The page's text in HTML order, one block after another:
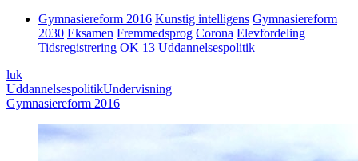
Gymnasiereform 2016 Kunstig intelligens Gymnasiereform
2030 Eksamen Fremmedsprog Corona Elevfordeling
Tidsregistrering OK 13 Uddannelsespolitik
luk
UddannelsespolitikUndervisning
Gymnasiereform 2016